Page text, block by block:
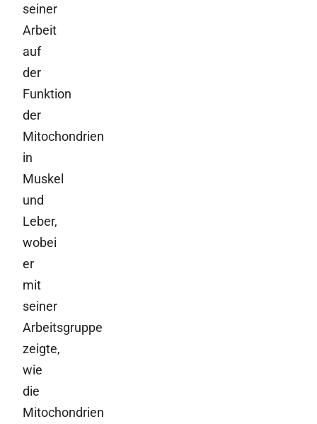
seiner
Arbeit
auf
der
Funktion
der
Mitochondrien
in
Muskel
und
Leber,
wobei
er
mit
seiner
Arbeitsgruppe
zeigte,
wie
die
Mitochondrien